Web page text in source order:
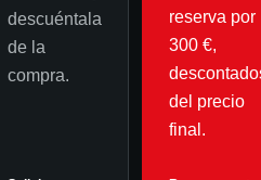
descuéntala
de la
compra.
reserva por
300 €,
del precio
final.